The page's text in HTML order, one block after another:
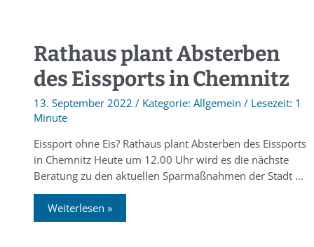
Rathaus plant Absterben
des Eissports in Chemnitz
13. September 2022 / Allgemein /
1
Minute
Eissport ohne Eis? Rathaus plant Absterben des Eissports
in Chemnitz Heute um 12.00 Uhr wird es die nächste
Beratung zu den aktuellen Sparmaßnahmen der Stadt …
Weiterlesen »